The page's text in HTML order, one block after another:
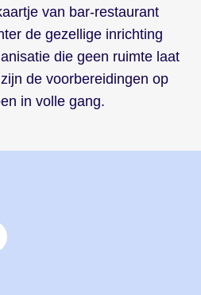
van bar-restaurant
de gezellige inrichting
die geen ruimte laat
de voorbereidingen op
in volle gang.